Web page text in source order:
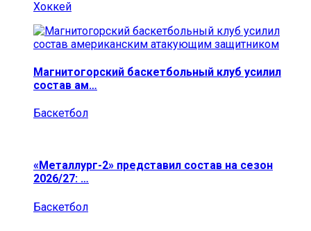
Хоккей
Магнитогорский баскетбольный клуб усилил
состав ам…
Баскетбол
«Металлург-2» представил состав на сезон
2026/27: …
Баскетбол